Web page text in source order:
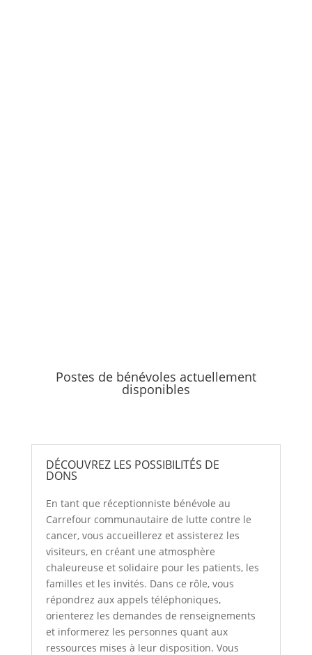
Postes de bénévoles actuellement
disponibles
DÉCOUVREZ LES POSSIBILITÉS DE
DONS
En tant que réceptionniste bénévole au
Carrefour communautaire de lutte contre le
cancer, vous accueillerez et assisterez les
visiteurs, en créant une atmosphère
chaleureuse et solidaire pour les patients, les
familles et les invités. Dans ce rôle, vous
répondrez aux appels téléphoniques,
orienterez les demandes de renseignements
et informerez les personnes quant aux
ressources mises à leur disposition. Vous